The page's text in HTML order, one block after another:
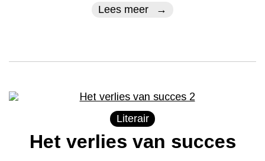
Lees meer
Literair
Het verlies van succes